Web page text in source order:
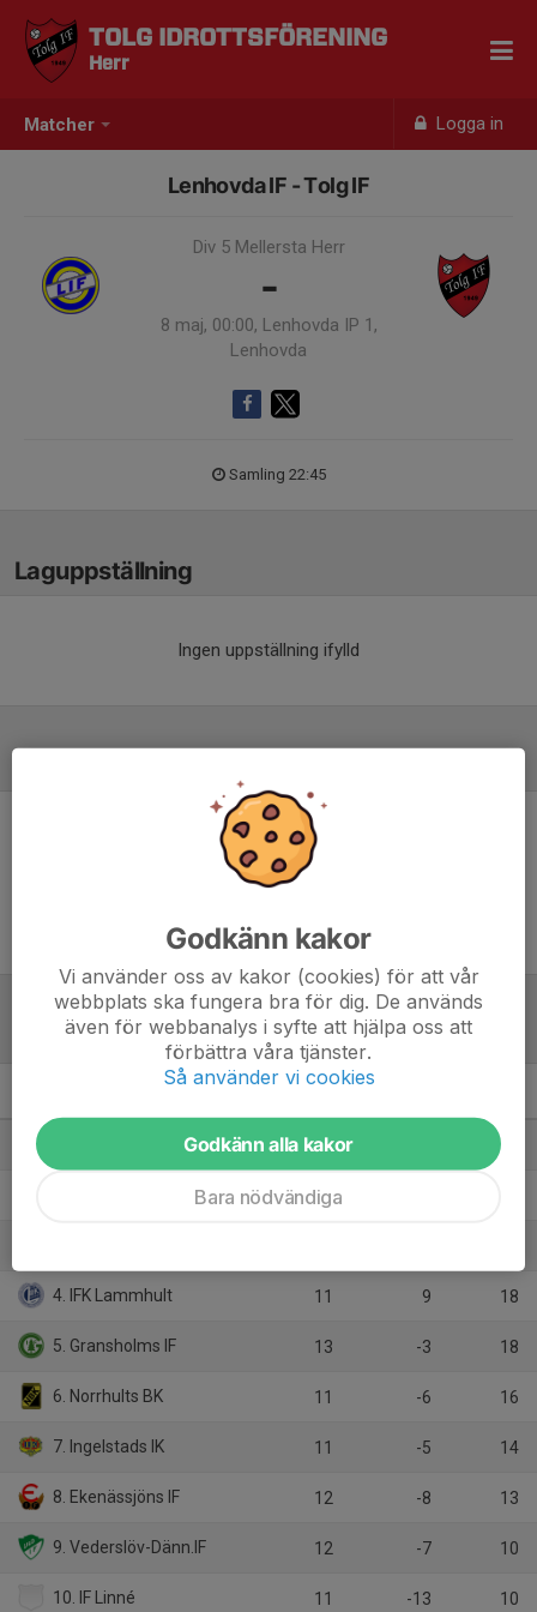
Matcher Logga in
TOLG IDROTTSFÖRENING
Herr
Lenhovda IF - Tolg IF
Div 5 Mellersta Herr
-
8 maj, 00:00, Lenhovda IP 1,
Lenhovda
Samling 22:45
Laguppställning
Ingen uppställning ifylld
Inget referat skrivet
Tabell
12 26
12
4. IFK Lammhult 11 9 18
5. Gransholms IF 13 -3 18
6. Norrhults BK 11 -6 16
7. Ingelstads IK 11 -5 14
8. Ekenässjöns IF 12 -8 13
9. Vederslöv-Dänn.IF 12 -7 10
10. IF Linné 11 -13 10
Godkänn kakor
Vi använder oss av kakor (cookies) för att vår
webbplats ska fungera bra för dig. De används
även för webbanalys i syfte att hjälpa oss att
förbättra våra tjänster.
Så använder vi cookies
Godkänn alla kakor
Bara nödvändiga